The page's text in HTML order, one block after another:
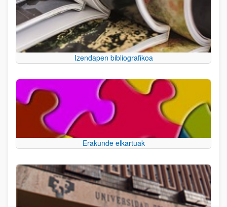
Izendapen bibliografikoa
Erakunde elkartuak